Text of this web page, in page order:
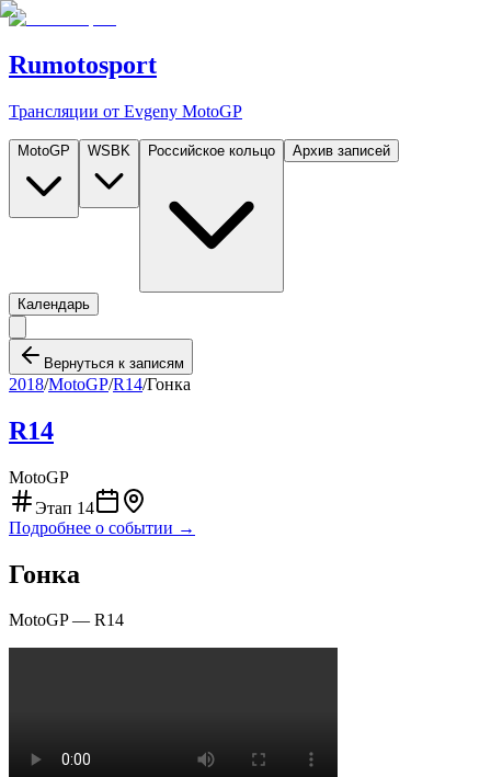
Rumotosport
Трансляции от Evgeny MotoGP
MotoGP WSBK Российское кольцо Архив записей
Календарь
Вернуться к записям
2018/MotoGP/R14/Гонка
R14
MotoGP
Этап 14
Подробнее о событии →
Гонка
MotoGP— R14